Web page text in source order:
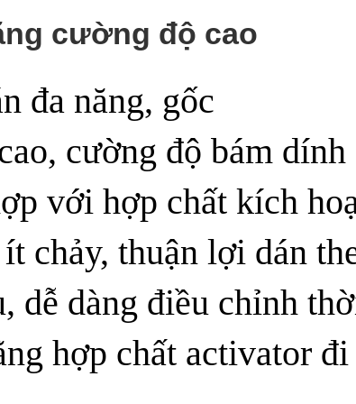
cường độ cao
đa năng, gốc
cường độ bám dính
với hợp chất kích
chảy, thuận lợi dán
dễ dàng điều chỉnh
hợp chất activator đi